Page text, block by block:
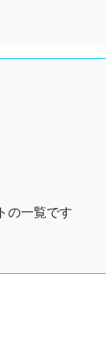
の一覧です